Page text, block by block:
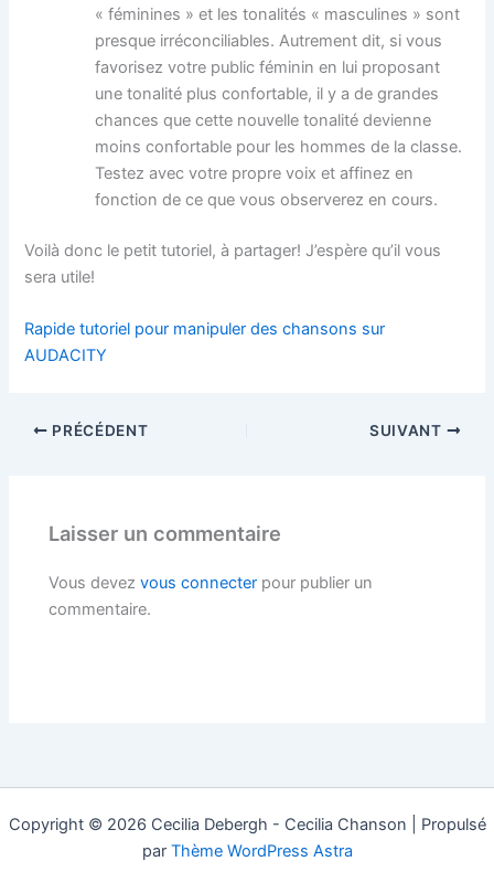
« féminines » et les tonalités « masculines » sont
presque irréconciliables. Autrement dit, si vous
favorisez votre public féminin en lui proposant
une tonalité plus confortable, il y a de grandes
chances que cette nouvelle tonalité devienne
moins confortable pour les hommes de la classe.
Testez avec votre propre voix et affinez en
fonction de ce que vous observerez en cours.
Voilà donc le petit tutoriel, à partager! J’espère qu’il vous
sera utile!
Rapide tutoriel pour manipuler des chansons sur
AUDACITY
PRÉCÉDENT SUIVANT
Laisser un commentaire
Vous devezvous connecter pour publier un
commentaire.
Copyright © 2026 Cecilia Debergh - Cecilia Chanson | Propulsé
par Thème WordPress Astra